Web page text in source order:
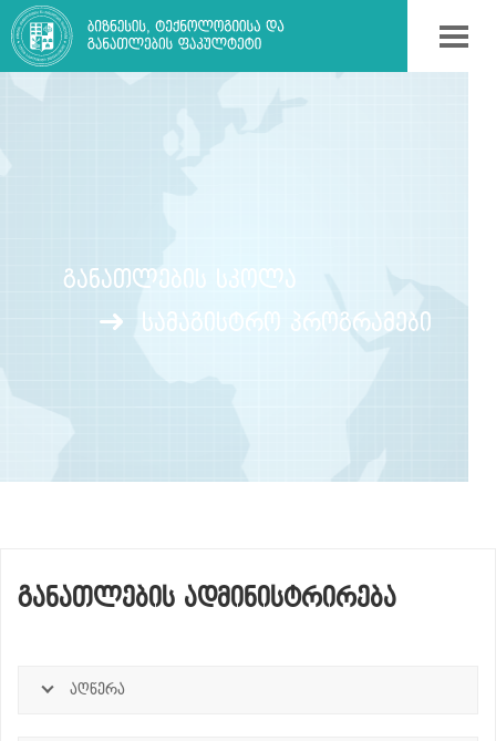
ᲒᲐᲜᲐᲗᲚᲔᲑᲘᲡ ᲡᲙᲝᲚᲐ
სამაგისტრო პროგრამები
ᲒᲐᲜᲐᲗᲚᲔᲑᲘᲡ ᲐᲓᲛᲘᲜᲘᲡᲢᲠᲘᲠᲔᲑᲐ
აღწერა